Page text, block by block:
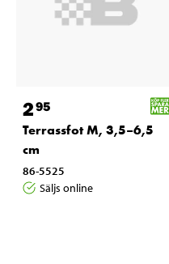
295
Terrassfot M, 3,5–6,5
cm
86-5525
Säljs online